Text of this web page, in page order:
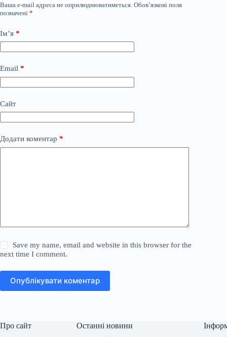
Ваша e-mail адреса не оприлюднюватиметься. Обов’язкові поля
позначені *
Ім’я *
Email *
Сайт
Додати коментар *
Save my name, email and website in this browser for the
next time I comment.
Опублікувати коментар
Про сайт Останні новини